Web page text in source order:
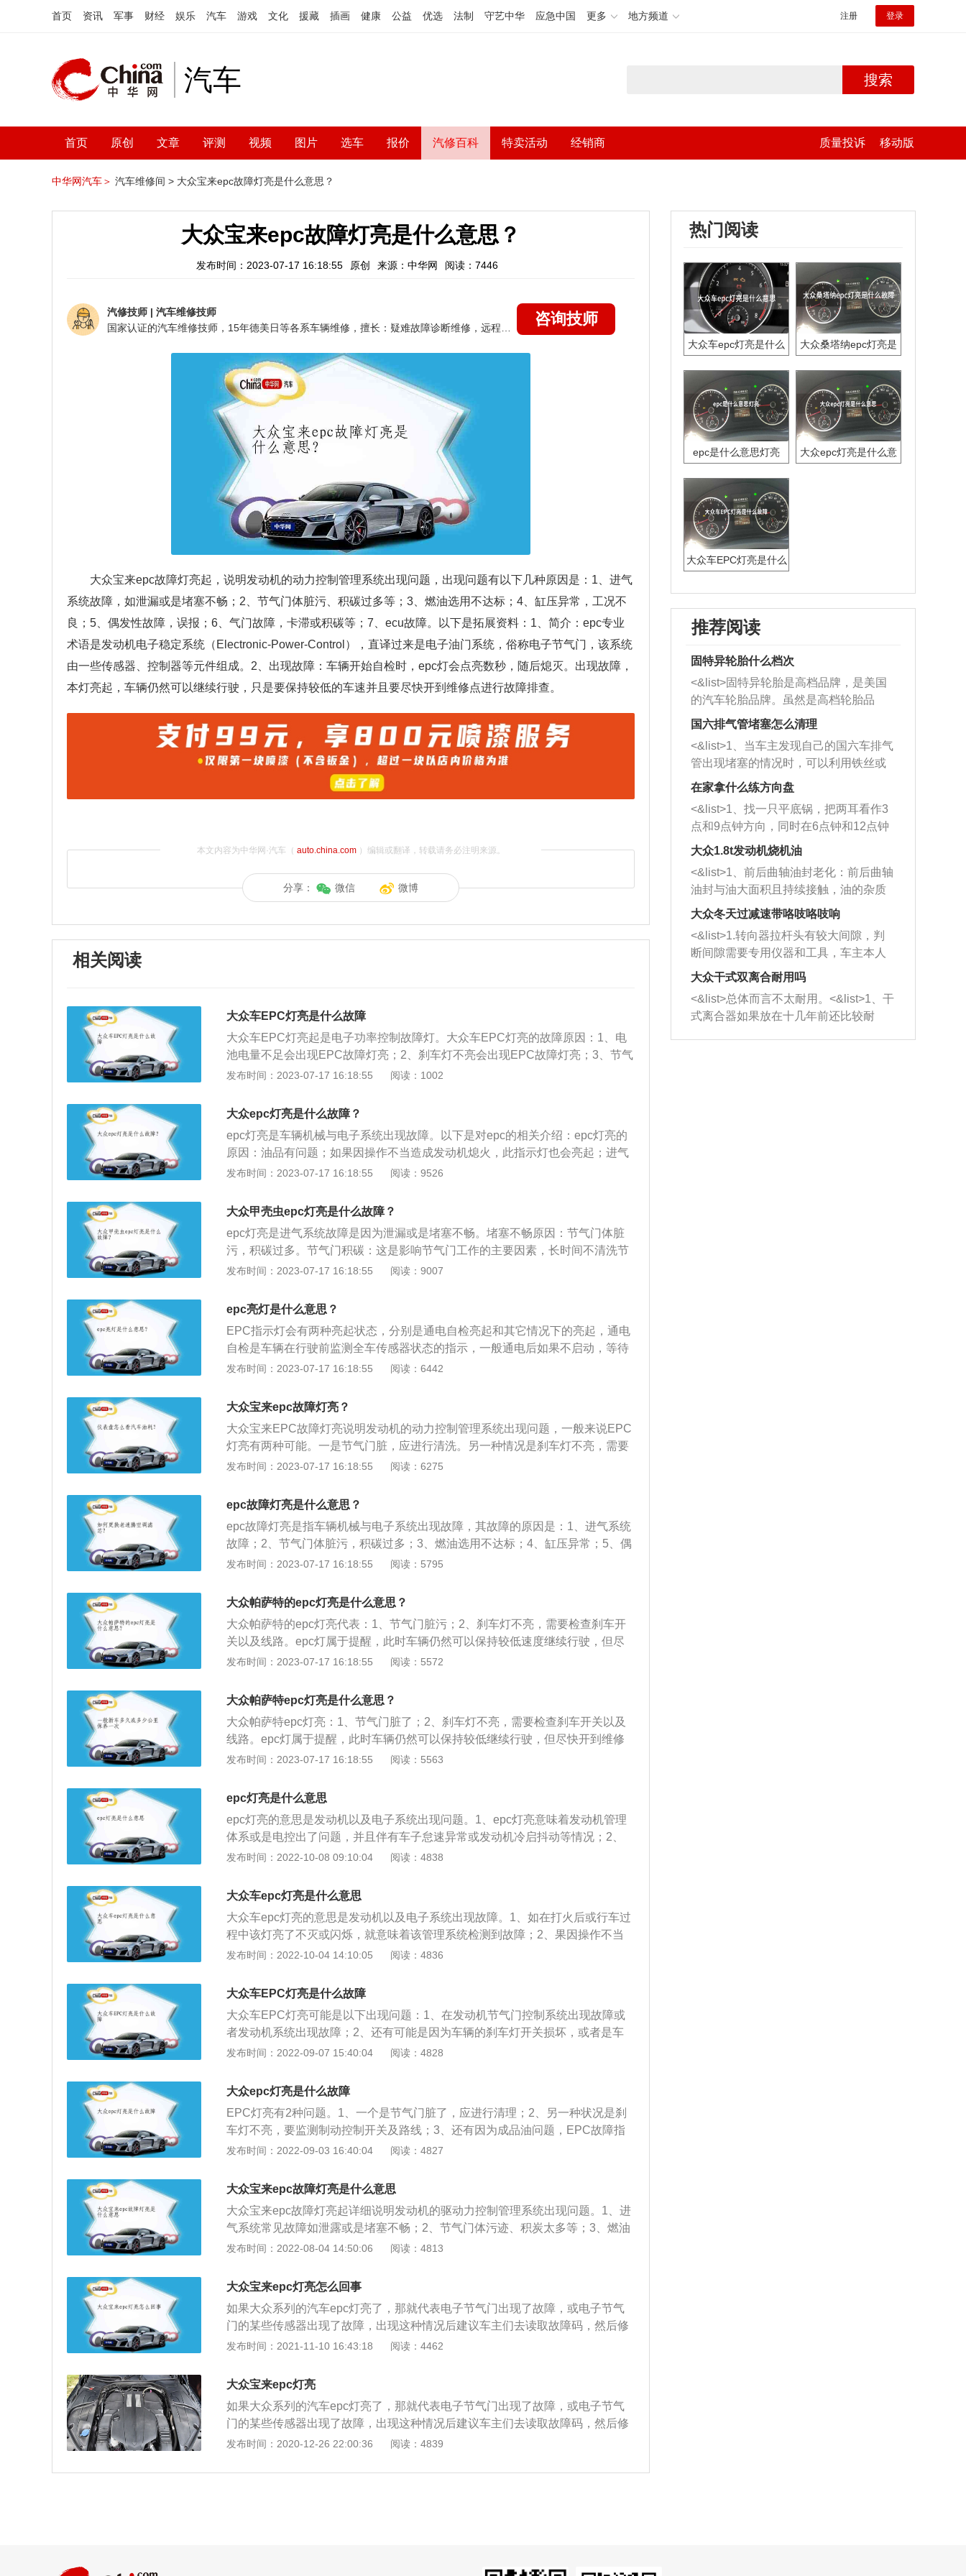
首页 资讯 军事 财经 娱乐 汽车 游戏 文化 援藏 插画 健康 公益 优选 法制 守艺中华 应急中国 更多 地方频道 注册 登录
汽车 搜索
首页 原创 文章 评测 视频 图片 选车 报价 汽修百科 特卖活动 经销商 质量投诉 移动版
中华网汽车＞ 汽车维修间 > 大众宝来epc故障灯亮是什么意思？
大众宝来epc故障灯亮是什么意思？
发布时间：2023-07-17 16:18:55 原创 来源：中华网 阅读：7446
汽修技师 | 汽车维修技师
咨询技师
大众宝来epc故障灯亮起，说明发动机的动力控制管理系统出现问题，出现问题有以下几种原因是：1、进气
系统故障，如泄漏或是堵塞不畅；2、节气门体脏污、积碳过多等；3、燃油选用不达标；4、缸压异常，工况不
良；5、偶发性故障，误报；6、气门故障，卡滞或积碳等；7、ecu故障。以下是拓展资料：1、简介：epc专业
术语是发动机电子稳定系统（Electronic-Power-Control），直译过来是电子油门系统，俗称电子节气门，该系统
由一些传感器、控制器等元件组成。2、出现故障：车辆开始自检时，epc灯会点亮数秒，随后熄灭。出现故障，
本灯亮起，车辆仍然可以继续行驶，只是要保持较低的车速并且要尽快开到维修点进行故障排查。
本文内容为中华网·汽车（ auto.china.com）编辑或翻译，转载请务必注明来源。
分享： 微信 微博
相关阅读
大众车EPC灯亮是什么故障
大众车EPC灯亮起是电子功率控制故障灯。大众车EPC灯亮的故障原因：1、电
池电量不足会出现EPC故障灯亮；2、刹车灯不亮会出现EPC故障灯亮；3、节气
门脏了，会出现EPC故障灯亮；4、油品问题，燃油质量劣质EPC故障灯也会点
2、需要检查刹车灯、刹车灯开关以及线路；3、节气门脏了应去4s店进行清洗；
4、建议去大型加油站加油，然后去4s店消除故障码。行驶过程中如出现EPC故
障灯应先去4s店检查故障原因再进行维修。
发布时间：2023-07-17 16:18:55 阅读：1002
大众epc灯亮是什么故障？
epc灯亮是车辆机械与电子系统出现故障。以下是对epc的相关介绍：epc灯亮的
原因：油品有问题；如果因操作不当造成发动机熄火，此指示灯也会亮起；进气
系统故障，如泄露或堵塞不畅；缸压异常，工况不良；行车电脑故障；偶发性故
门脏。epc灯亮的表现：在点火后或行驶过程中该灯常亮不灭或闪动，则代表管
理系统检测到了发动机或是电子系统的故障，请立即与服务站联系。必须立即检
查发动机。除了上述的种情况外，当节气阀体脏、进气系统产生真空泄漏、制动
开关损坏、发动机未及时升级等都会造成EPC故障。
发布时间：2023-07-17 16:18:55 阅读：9526
大众甲壳虫epc灯亮是什么故障？
epc灯亮是进气系统故障是因为泄漏或是堵塞不畅。堵塞不畅原因：节气门体脏
污，积碳过多。节气门积碳：这是影响节气门工作的主要因素，长时间不清洗节
气门会导致节气门的开度产生误差，同时让带有杂质的空气进入发动机汽缸，导
能检查时会亮起。如果在行驶时此指示灯亮起，则表示发动机功率电子控制系统
出现故障。必须立即检查发动机。
发布时间：2023-07-17 16:18:55 阅读：9007
epc亮灯是什么意思？
EPC指示灯会有两种亮起状态，分别是通电自检亮起和其它情况下的亮起，通电
自检是车辆在行驶前监测全车传感器状态的指示，一般通电后如果不启动，等待
3秒左右会自行熄灭。其他情况下EPC指示灯亮起以及车辆启动后EPC指示灯长
气门故障、燃油系统故障、发动机故障、ECU控制单元故障、刹车灯故障等。以
下为其他情况下导致EPC灯亮原因的详细介绍：发动机进气系统故障：发动机进
气不顺畅，或者进气量不足时，EPC灯就会提示。节气门故障：积碳是节气门的
常见故障，此外主体脏污，也会影响进气，导致指示灯亮起。燃油系统故障：例
如出现燃油不达标、燃油变质、喷油雾化不良等情况。发动机故障：发动机压力
例如行车电脑信号受到干扰，或行车电脑出现误报。刹车灯故障：如果出现刹车
灯不亮、刹车开关故障、刹车线路故障等情况。汽车EPC指示灯亮起的解决方
法：进气系统故障排除，燃油选用达标，清洗节气门体等。清除相关部位积碳、
况下），不排除其他故障引发的可能。具体以实车检测结果为准，再进行检修。
量不足也会出现EPC故障灯亮，一般建议去4S店检查维护。
发布时间：2023-07-17 16:18:55 阅读：6442
大众宝来epc故障灯亮？
大众宝来EPC故障灯亮说明发动机的动力控制管理系统出现问题，一般来说EPC
灯亮有两种可能。一是节气门脏，应进行清洗。另一种情况是刹车灯不亮，需要
检查刹车开关以及线路。还有由于油品问题，EPC故障灯也会点亮。epc显示epc
相关部位积碳；3、重新刷写ECU相关数据；4、不排除有其他故障引发的可能，
具体以读取故障码为准。
发布时间：2023-07-17 16:18:55 阅读：6275
epc故障灯亮是什么意思？
epc故障灯亮是指车辆机械与电子系统出现故障，其故障的原因是：1、进气系统
故障；2、节气门体脏污，积碳过多；3、燃油选用不达标；4、缸压异常；5、偶
发性故障、误报；6、气门故障。epc故障灯亮的解决办法是：1、清洗节气门；
障或感知到不正常的情况时，控制系统会根据设置好的程序采取相应的措施。
发布时间：2023-07-17 16:18:55 阅读：5795
大众帕萨特的epc灯亮是什么意思？
大众帕萨特的epc灯亮代表：1、节气门脏污；2、刹车灯不亮，需要检查刹车开
关以及线路。epc灯属于提醒，此时车辆仍然可以保持较低速度继续行驶，但尽
快开到维修点进行故障排查。大众帕萨特是德国大众汽车公司旗下的一款车型，
特的外形设计借鉴了大众辉腾的风格，保险杠设计有所变化，中控台引入指针式
的时钟，gps导航模块得到了升级，给人一种更加稳重的感觉。
发布时间：2023-07-17 16:18:55 阅读：5572
大众帕萨特epc灯亮是什么意思？
大众帕萨特epc灯亮：1、节气门脏了；2、刹车灯不亮，需要检查刹车开关以及
线路。epc灯属于提醒，此时车辆仍然可以保持较低继续行驶，但尽快开到维修
点进行故障排查。汽车epc指各个整车厂的各款汽车部件、零配件的oe号、信
4870mm、1834mm、1472mm，轴距为2803mm。外观方面，帕萨特前脸配有d
ynamicbalance横拉式镀铬格栅，与两侧式熏黑前大灯相呼应；两侧的线条一直
延续到车身，与之对应的车顶线条和裙边构成了侧面轮廓。
发布时间：2023-07-17 16:18:55 阅读：5563
epc灯亮是什么意思
epc灯亮的意思是发动机以及电子系统出现问题。1、epc灯亮意味着发动机管理
体系或是电控出了问题，并且伴有车子怠速异常或发动机冷启抖动等情况；2、
它的全名是发动机汽车节气门系统；3、EPC系统由某些传感器、控制器等元件
行清理了。二是刹车灯不亮，需要检查刹车按钮以及其线路。假如油品问题，EP
C故障指示灯也会被亮起。离合器开关毁坏，EPC也会出现。假如进气管系出现
泄露，发生发动机控制单元检验到该问题后亮起EPC警告灯。假如在发动机启动
的情形下，拔机油标尺和开启机油加注盖，发动机控制器会错判发动机的进气道
有漏气状况，另外也会发生故障，引起EPC灯亮。
发布时间：2022-10-08 09:10:04 阅读：4838
大众车epc灯亮是什么意思
大众车epc灯亮的意思是发动机以及电子系统出现故障。1、如在打火后或行车过
程中该灯亮了不灭或闪烁，就意味着该管理系统检测到故障；2、果因操作不当
造成发动机熄火，此指示灯也会亮起，再次点火后该灯熄灭就代表正常。EPC显
才会相应灭掉。若车子启动后依然还不灭掉，则是就表明车子机械与电子系统发
生了故障问题。那样的情况常常会伴着车子怠速不稳也有汽车发动机冷启动发抖
颤动等情况。绝大多数的情况是由于国内的油品产品质量和用车环境较脏而造成
的，那样的状况下应该立刻开到修理服务店实行检查修理。
发布时间：2022-10-04 14:10:05 阅读：4836
大众车EPC灯亮是什么故障
大众车EPC灯亮可能是以下出现问题：1、在发动机节气门控制系统出现故障或
者发动机系统出现故障；2、还有可能是因为车辆的刹车灯开关损坏，或者是车
辆后尾灯的刹车灯泡损坏造成的。常见故障灯点亮的原因有：节气门积碳过多，
气压力传感器检测数据异常。EPC灯将被点亮。如果出现上述问题是偶然故障，
停车并关闭点火开关。当发动机再次启动时，故障灯将自动熄灭。如果是静态故
障，故障灯将不会熄灭。这个时候自己解决不了。需要用诊断计算机检查发动机
故障码，根据故障码更换有问题的部件。假如更换灯泡后，EPC灯将自动熄灭。
假如灯泡正常，后部的刹车灯也没有亮，很可能是刹车灯开关坏了。
发布时间：2022-09-07 15:40:04 阅读：4828
大众epc灯亮是什么故障
EPC灯亮有2种问题。1、一个是节气门脏了，应进行清理；2、另一种状况是刹
车灯不亮，要监测制动控制开关及路线；3、还有因为成品油问题，EPC故障指
示灯也会照亮。建议根据上述信息对汽车故障进行排查，接着尽快前往4s店进行
取相应的措施。EPC显示灯在大众车中较为普遍。打开钥匙门后，车子进行自
查，EPC显示灯会照亮数秒，接着灭掉。如车子启动后仍不灭掉，说明车子机械
与电子技术出现异常。通常情况下EPC灯亮有2种问题。一个是节气门脏了，应
进行清理。另一种状况是刹车灯不亮，要监测制动控制开关及路线。还有因为成
品油问题，EPC故障指示灯也会照亮。EPC显示灯长亮意味着汽车发动机及电子
智能管理系统监测到了汽车发动机汽车发动机电子技术的常见故障，请马上与服
务中心联络。自然，要是因使用不善导致发动机熄火，此显示灯也会亮起告诉
你，再次打火后该灯灭掉则意味着着一切正常。导致EPC灯经常启亮的因素95%
发布时间：2022-09-03 16:40:04 阅读：4827
大众宝来epc故障灯亮是什么意思
大众宝来epc故障灯亮起详细说明发动机的驱动力控制管理系统出现问题。1、进
气系统常见故障如泄露或是堵塞不畅；2、节气门体污迹、积炭太多等；3、燃油
选用不达标缸压异常工况不良偶发性常见故障，误报气门常见故障卡滞或积炭
还亮，如果不亮了，详细说明没有什么问题，只不过epc灯受到干扰而误报；倘
若epc灯还亮，或是经常闪烁，那样车主就需要采取前边的解决方法了。前边新
能源技术飞速发展，而且尽量做好个性化，那样车内仪表盘的显示灯就是说1
种，可以迅速让驾驶员掌握机动车的运行情况，并进行相对应处理措施。牢固圆
润、简约时尚的楔形造型设计，强悍的驱动力武器装备，充足达到驾御的快乐；
乐无拘无束轻轻松松操纵；非凡质量与完备、优秀的安全防范措施，更让激情尽
性挥洒收放自如。
发布时间：2022-08-04 14:50:06 阅读：4813
大众宝来epc灯亮怎么回事
如果大众系列的汽车epc灯亮了，那就代表电子节气门出现了故障，或电子节气
门的某些传感器出现了故障，出现这种情况后建议车主们去读取故障码，然后修
复电子节气门或更换电子节气门。节气门是发动机的咽喉，这个部件是控制发动
空气量会增加，ecu检测到空气量增加后会命令喷油系统多喷油，这样发动机的
转速才会上升。新款宝来一共使用了两款发动机，一款是1.5升自然吸气发动机，
另一款是1.4升涡轮增压发动机。1.5升自然吸气发动机有113马力和145牛米的最
大扭矩，这款发动机的最大功率转速为6000转每分钟，最大扭矩转速为3900转每
分钟。这款发动机搭载了多点电喷技术，并且使用了铝合金缸盖缸体。与这款发
发布时间：2021-11-10 16:43:18 阅读：4462
大众宝来epc灯亮
如果大众系列的汽车epc灯亮了，那就代表电子节气门出现了故障，或电子节气
门的某些传感器出现了故障，出现这种情况后建议车主们去读取故障码，然后修
复电子节气门或更换电子节气门。节气门是发动机的咽喉，这个部件是控制发动
空气量会增加，ecu检测到空气量增加后会命令喷油系统多喷油，这样发动机的
发布时间：2020-12-26 22:00:36 阅读：4839
热门阅读
大众车epc灯亮是什么
大众桑塔纳epc灯亮是
epc是什么意思灯亮
大众epc灯亮是什么意
大众车EPC灯亮是什么
推荐阅读
固特异轮胎什么档次
<&list>固特异轮胎是高档品牌，是美国
的汽车轮胎品牌。虽然是高档轮胎品
牌，但是中高低端的轮胎都有生产，这
也是为了更好的开拓市场。
国六排气管堵塞怎么清理
<&list>1、当车主发现自己的国六车排气
管出现堵塞的情况时，可以利用铁丝或
者是细棍，直接将杂物给取出来，如果
堵塞情况比较严重，也可以采取应急措
施。 <&list>2、直接利用木棍将所有的
杂物推到排气管里面的位置处，然后将
三元催化器拆解开，就可以将堵塞的东
西取出来。但如果是因为积碳过多引起
的堵塞，就需要将三元催化器泡在草酸
洗剂对堵塞的情况得到解决，将清洗剂
放在燃油箱中，与燃油混合后，车辆启
动时，就可以和汽油一起进入到燃烧
室，最后形成废气排出，就可以让三元
催化器得到清洗，排气管堵塞的情况就
能够得到解决。
在家拿什么练方向盘
<&list>1、找一只平底锅，把两耳看作3
点和9点钟方向，同时在6点钟和12点钟
方向做一个标记。 <&list>2、双手握住
一圈半的练习，往右同样也要打相同的
圈数。 <&list>3、最后强调要反复练
习，这样就可以形成肌肉记忆，在真实
驾驶车辆时，不需要记忆也能打好方
向。
大众1.8t发动机烧机油
<&list>1、前后曲轴油封老化：前后曲轴
油封与油大面积且持续接触，油的杂质
和发动机内持续温度变化使其密封效果
逐渐减弱，导致渗油或漏油。<&list>2、
活塞间隙过大：积碳会使活塞环与缸体
的间隙扩大，导致机油流入燃烧室中，
造成烧机油。<&list>3、机油粘度。使用
机油粘度过小的话，同样会有烧机油现
象，机油粘度过小具有很好的流动性，
大众冬天过减速带咯吱咯吱响
<&list>1.转向器拉杆头有较大间隙，判
断间隙需要专用仪器和工具，车主本人
无法制作，需要将车辆送到修理厂或4s
店；<&list>2.车辆半轴套管防尘罩破
裂，破裂后会出现漏油现象，使半轴磨
损严重，磨损的半轴容易损坏，产生异
响；<&list>3.稳定器的转向胶套和球头
大众干式双离合耐用吗
<&list>总体而言不太耐用。<&list>1、干
式离合器如果放在十几年前还比较耐